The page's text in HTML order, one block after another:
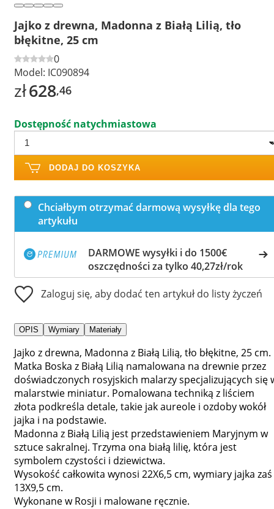
Jajko z drewna, Madonna z Białą Lilią, tło
błękitne, 25 cm
0
Model: IC090894
zł628,46
Dostępność natychmiastowa
DODAJ DO KOSZYKA
Chciałbym otrzymać darmową wysyłkę dla tego
artykułu
DARMOWE wysyłki i do 1500€
oszczędności za tylko 40,27zł/rok
Zaloguj się, aby dodać ten artykuł do listy życzeń
OPIS Wymiary Materiały
Jajko z drewna, Madonna z Białą Lilią, tło błękitne, 25 cm.
Matka Boska z Białą Lilią namalowana na drewnie przez
doświadczonych rosyjskich malarzy specjalizujących się
malarstwie miniatur. Pomalowana techniką z liściem
złota podkreśla detale, takie jak aureole i ozdoby wokół
jajka i na podstawie.
Madonna z Białą Lilią jest przedstawieniem Maryjnym w
sztuce sakralnej. Trzyma ona białą lilię, która jest
symbolem czystości i dziewictwa.
Wysokość całkowita wynosi 22X6,5 cm, wymiary jajka zaś
13X9,5 cm.
Wykonane w Rosji i malowane ręcznie.